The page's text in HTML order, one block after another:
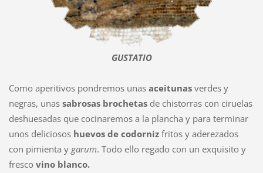
GUSTATIO
Como aperitivos pondremos unas aceitunasverdes y
negras, unas sabrosas brochetasde chistorras con ciruelas
deshuesadas que cocinaremos a la plancha y para terminar
unos deliciosos huevos de codornizfritos y aderezados
con pimienta y garum. Todo ello regado con un exquisito y
frescovino blanco.